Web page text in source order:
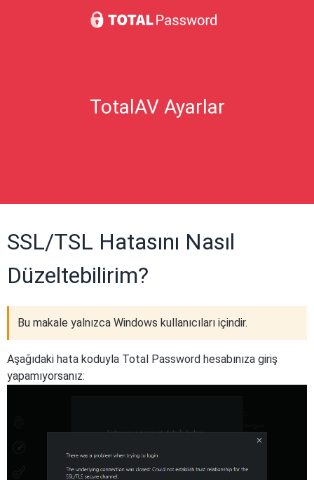
TotalAV Ayarlar
SSL/TSL Hatasını Nasıl
Düzeltebilirim?
Bu makale yalnızca Windows kullanıcıları içindir.
Aşağıdaki hata koduyla Total Password hesabınıza giriş
yapamıyorsanız: